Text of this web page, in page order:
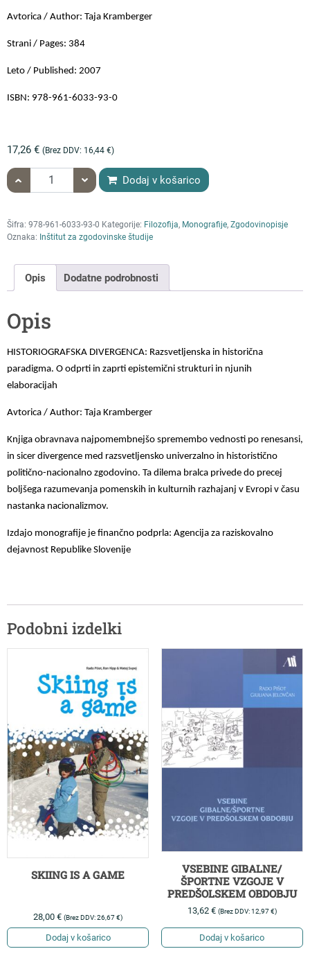
Avtorica / Author: Taja Kramberger
Strani / Pages: 384
Leto / Published: 2007
ISBN: 978-961-6033-93-0
17,26 € (Brez DDV: 16,44 €)
količina Taja Kramberger: HISTORIOGRAFSKA DIVERGENCA
Dodaj v košarico
Šifra: 978-961-6033-93-0 Kategorije: Filozofija, Monografije, Zgodovinopisje
Oznaka: Inštitut za zgodovinske študije
Opis Dodatne podrobnosti
Opis
HISTORIOGRAFSKA DIVERGENCA: Razsvetljenska in historična
paradigma. O odprti in zaprti epistemični strukturi in njunih
elaboracijah
Avtorica / Author: Taja Kramberger
Knjiga obravnava najpomembnejšo spremembo vednosti po renesansi,
in sicer divergence med razsvetljensko univerzalno in historistično
politično-nacionalno zgodovino. Ta dilema bralca privede do precej
boljšega razumevanja pomenskih in kulturnih razhajanj v Evropi v času
nastanka nacionalizmov.
Izdajo monografije je finančno podprla: Agencija za raziskovalno
dejavnost Republike Slovenije
Podobni izdelki
SKIING IS A GAME
28,00€ (Brez DDV:26,67€)
Dodaj v košarico
VSEBINE GIBALNE/
ŠPORTNE VZGOJE V
PREDŠOLSKEM OBDOBJU
13,62 € (Brez DDV:12,97€)
Dodaj v košarico